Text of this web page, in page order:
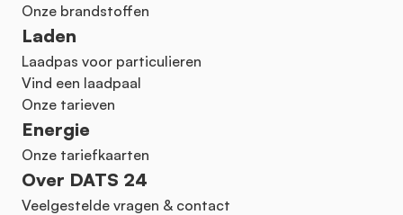
Onze brandstoffen
Laden
Laadpas voor particulieren
Vind een laadpaal
Onze tarieven
Energie
Onze tariefkaarten
Over DATS 24
Veelgestelde vragen & contact